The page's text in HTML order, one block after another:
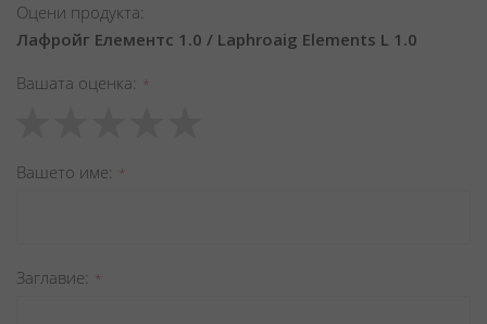
Оцени продукта:
Лафройг Елементс 1.0 / Laphroaig Elements L 1.0
Вашата оценка
star
stars
stars
stars
stars
Вашето име
Заглавиe